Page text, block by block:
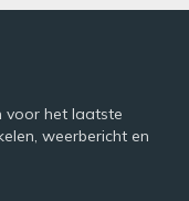
voor het laatste
weerbericht en